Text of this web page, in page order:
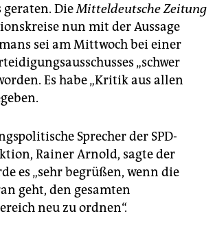
geraten. DieMitteldeutsche Zeitung
nun mit der Aussage
sei am Mittwoch bei einer
„schwer
Es habe „Kritik aus allen
Sprecher der SPD-
Rainer Arnold, sagte der
es „sehr begrüßen, wenn die
geht, den gesamten
neu zu ordnen“.